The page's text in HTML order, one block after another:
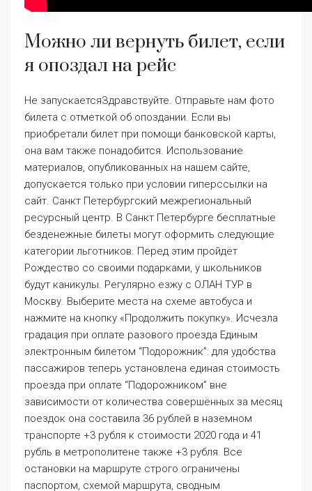
Можно ли вернуть билет, если
я опоздал на рейс
Не запускаетсяЗдравствуйте. Отправьте нам фото
билета с отметкой об опоздании. Если вы
приобретали билет при помощи банковской карты,
она вам также понадобится. Использование
материалов, опубликованных на нашем сайте,
допускается только при условии гиперссылки на
сайт. Санкт Петербургский межрегиональный
ресурсный центр. В Санкт Петербурге бесплатные
безденежные билеты могут оформить следующие
категории льготников. Перед этим пройдёт
Рождество со своими подарками, у школьников
будут каникулы. Регулярно езжу с ОЛАН ТУР в
Москву. Выберите места на схеме автобуса и
нажмите на кнопку «Продолжить покупку». Исчезла
градация при оплате разового проезда Единым
электронным билетом “Подорожник”: для удобства
пассажиров теперь установлена единая стоимость
проезда при оплате “Подорожником” вне
зависимости от количества совершённых за месяц
поездок она составила 36 рублей в наземном
транспорте +3 рубля к стоимости 2020 года и 41
рубль в метрополитене также +3 рубля. Все
остановки на маршруте строго ограничены
паспортом, схемой маршрута, сводным